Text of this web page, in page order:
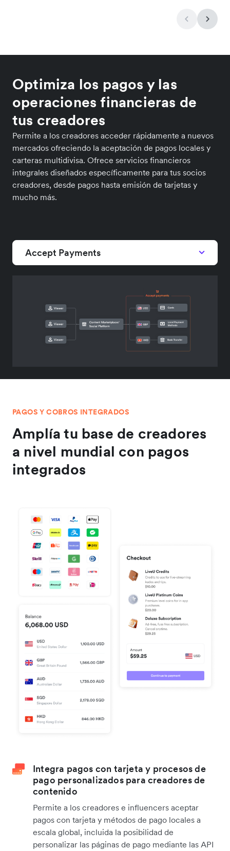
Optimiza los pagos y las
operaciones financieras de
tus creadores
Permite a los creadores acceder rápidamente a nuevos
mercados ofreciendo la aceptación de pagos locales y
carteras multidivisa. Ofrece servicios financieros
integrales diseñados específicamente para tus socios
creadores, desde pagos hasta emisión de tarjetas y
mucho más.
Accept Payments
PAGOS Y COBROS INTEGRADOS
Amplía tu base de creadores
a nivel mundial con pagos
integrados
Integra pagos con tarjeta y procesos de
pago personalizados para creadores de
contenido
Permite a los creadores e influencers aceptar
pagos con tarjeta y métodos de pago locales a
escala global, incluida la posibilidad de
personalizar las páginas de pago mediante las API